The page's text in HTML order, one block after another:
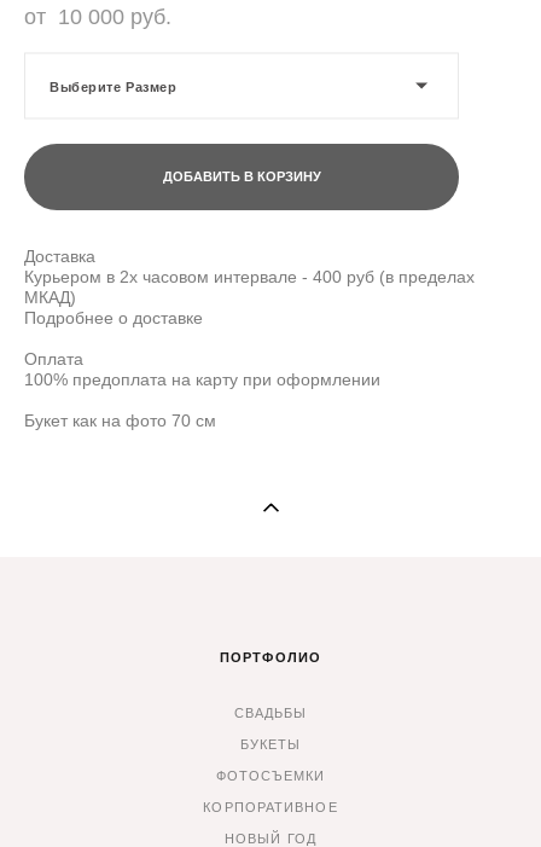
от 10 000 pуб.
Выберите Размер
ДОБАВИТЬ В КОРЗИНУ
Доставка
Курьером в 2х часовом интервале - 400 руб (в пределах
МКАД)
Подробнее о доставке
Оплата
100% предоплата на карту при оформлении
Букет как на фото 70 см
ПОРТФОЛИО
СВАДЬБЫ
БУКЕТЫ
ФОТОСЪЕМКИ
КОРПОРАТИВНОЕ
НОВЫЙ ГОД